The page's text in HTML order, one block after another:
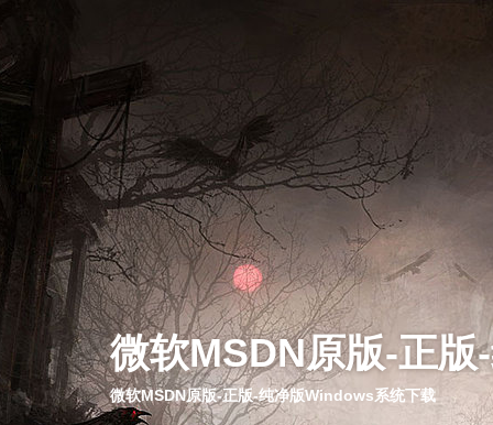
微软MSDN原版-正
微软MSDN原版-正版-纯净版Windows系统下载